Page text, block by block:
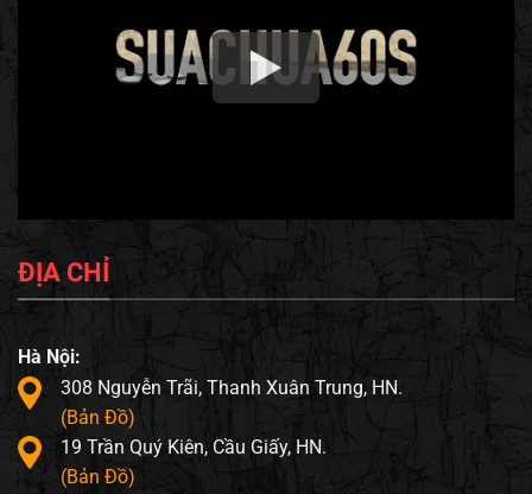
ĐỊA CHỈ
Hà Nội:
308 Nguyễn Trãi, Thanh Xuân Trung, HN.
(Bản Đồ)
19 Trần Quý Kiên, Cầu Giấy, HN.
(Bản Đồ)